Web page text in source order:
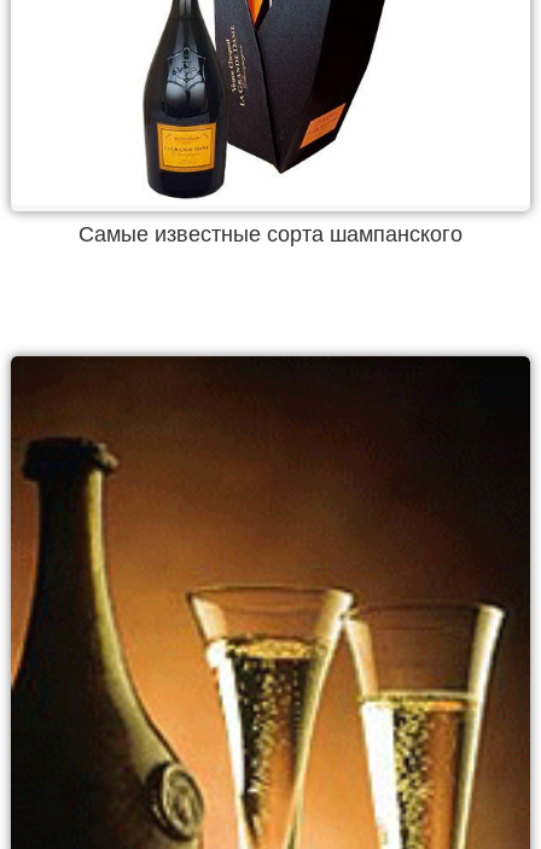
Самые известные сорта шампанского